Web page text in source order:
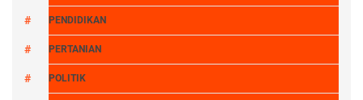
PENDIDIKAN
PERTANIAN
POLITIK